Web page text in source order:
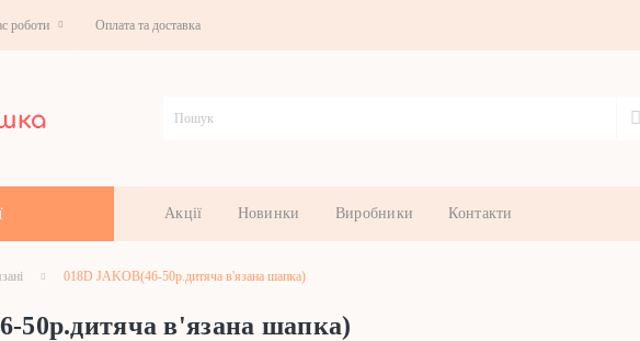
роботи Оплата та доставка
Акції Новинки Виробники Контакти
018D JAKOB(46-50р.дитяча в'язана шапка)
50р.дитяча в'язана шапка)